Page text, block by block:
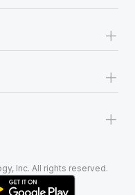
+
+
+
Inc. All rights reserved.